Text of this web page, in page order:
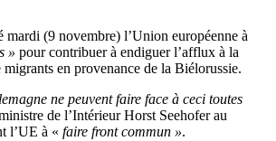
mardi (9 novembre) l’Union européenne à
» pour contribuer à endiguer l’afflux à la
en provenance de la Biélorussie.
ne peuvent faire face à ceci toutes
de l’Intérieur Horst Seehofer au
l’UE à « faire front commun ».